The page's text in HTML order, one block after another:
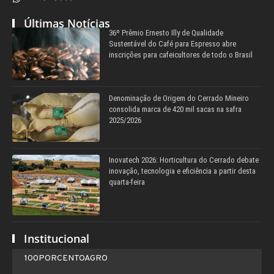
Últimas Notícias
36º Prêmio Ernesto Illy de Qualidade
Sustentável do Café para Espresso abre
inscrições para cafeicultores de todo o Brasil
Denominação de Origem do Cerrado Mineiro
consolida marca de 420 mil sacas na safra
2025/2026
Inovatech 2026: Horticultura do Cerrado debate
inovação, tecnologia e eficiência a partir desta
quarta-feira
Institucional
100PORCENTOAGRO